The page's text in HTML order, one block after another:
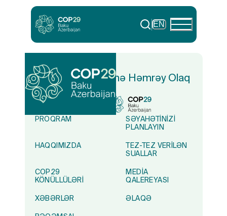
EN
Yaşıl Dünya Naminə Həmrəy Olaq
PROQRAM
SƏYAHƏTINIZI
PLANLAYIN
HAQQIMIZDA
TEZ-TEZ VERILƏN
SUALLAR
COP29
KÖNÜLLÜLƏRI
MEDIA
QALEREYASI
XƏBƏRLƏR ƏLAQƏ